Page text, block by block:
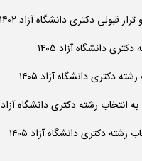
قبولی دکتری دانشگاه آزاد ۱۴۰۲ - ۱۴۰۳
دانشگاه آزاد ۱۴۰۵
دکتری دانشگاه آزاد ۱۴۰۵
انتخاب رشته دکتری دانشگاه آزاد
رشته دکتری دانشگاه آزاد ۱۴۰۵